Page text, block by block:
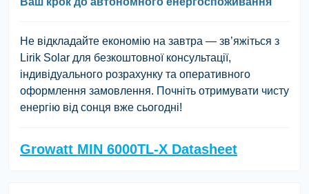
Не відкладайте економію на завтра — зв’яжіться з
Lirik Solar для безкоштовної консультації,
індивідуального розрахунку та оперативного
оформлення замовлення. Почніть отримувати чисту
енергію від сонця вже сьогодні!
Growatt MIN 6000TL-X Datasheet